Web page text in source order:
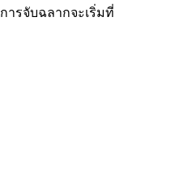
การจับฉลากจะเริ่มที่